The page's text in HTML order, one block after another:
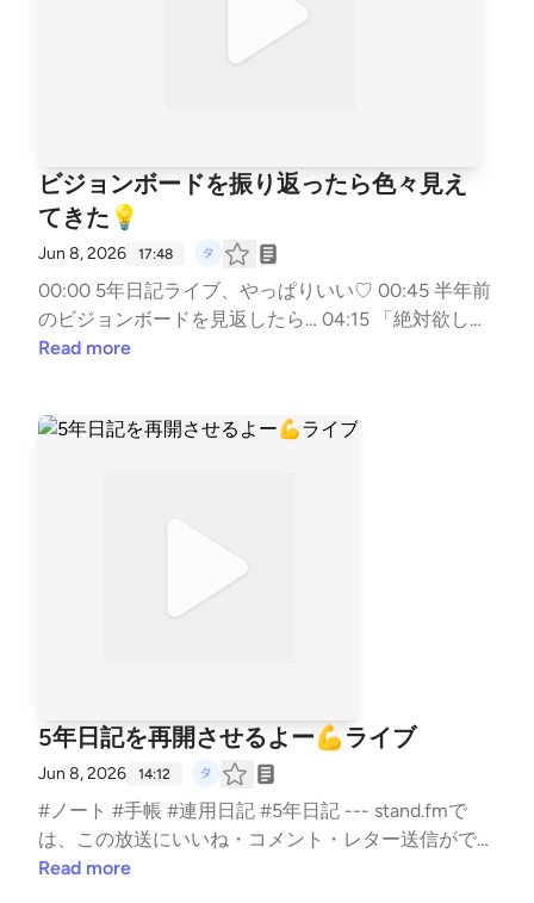
ビジョンボードを振り返ったら色々見え
てきた💡
Jun 8, 2026 17:48
00:00 5年日記ライブ、やっぱりいい♡ 00:45 半年前
のビジョンボードを見返したら… 04:15 「絶対欲し
い！」と思っていたジュエリーのその後 09:00 ビジ
和感から見えた本音 13:40 私が憧れる世界を言葉にす
コメント・レター送信ができます。 https://stand.fm/
channels/5e0a1c5ee0b4ae817e2a30cf
Read more
5年日記を再開させるよー💪ライブ
Jun 8, 2026 14:12
#ノート #手帳 #連用日記 #5年日記 --- stand.fmで
は、この放送にいいね・コメント・レター送信ができ
ます。 https://stand.fm/channels/5e0a1c5ee0b4ae8
Read more